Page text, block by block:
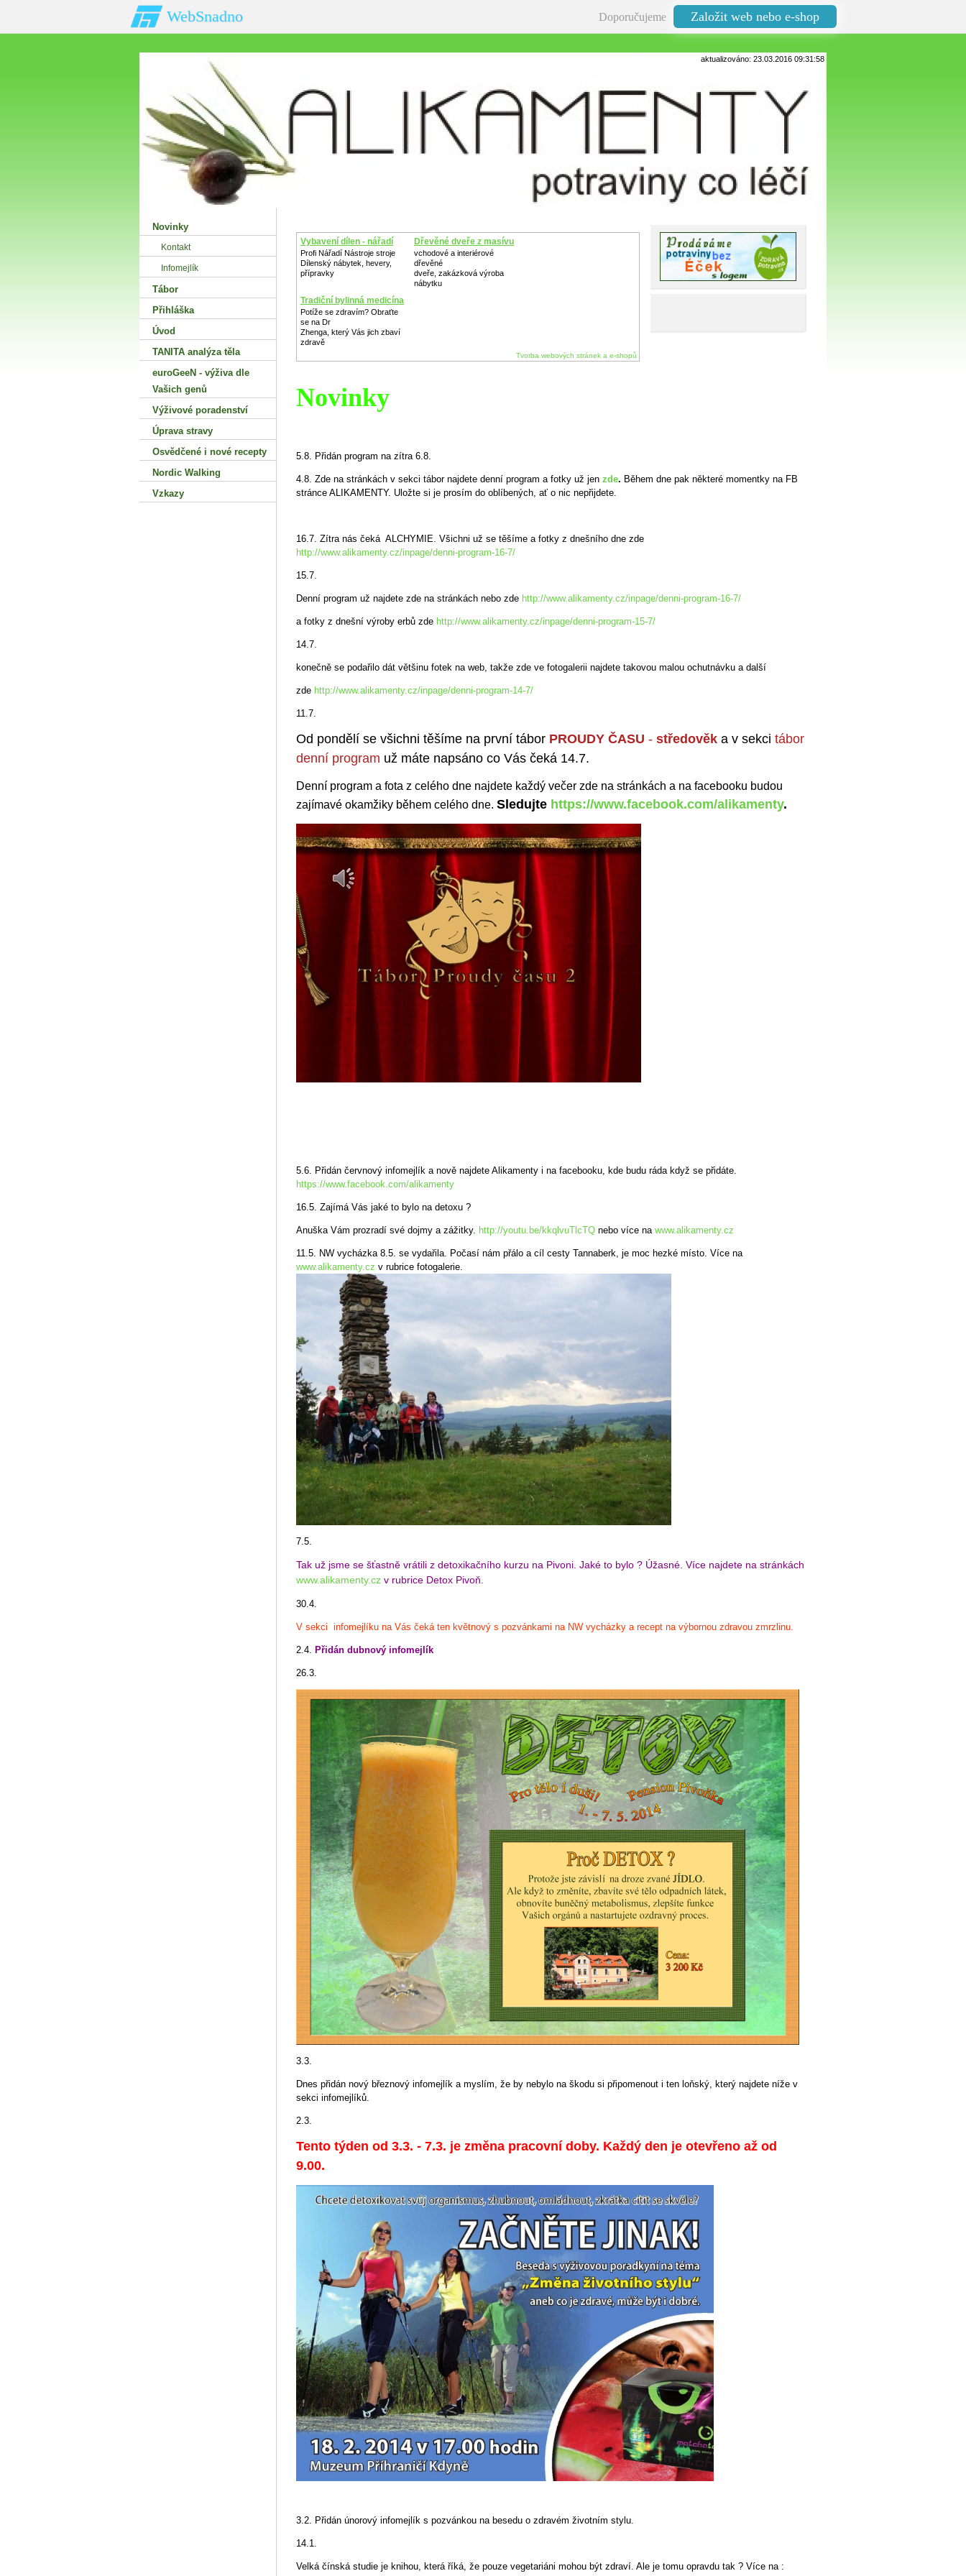
WebSnadno Doporučujeme Založit web nebo e-shop
aktualizováno: 23.03.2016 09:31:58
Vybavení dílen - nářadí
Profi Nářadí Nástroje stroje
Dílenský nábytek, hevery,
přípravky
Dřevěné dveře z masívu
vchodové a interiérové
dřevěné
dveře, zakázková výroba
nábytku
Tradiční bylinná medicína
Potíže se zdravím? Obraťte
se na Dr
Zhenga, který Vás jich zbaví
zdravě
Tvorba webových stránek a e-shopů
Novinky
5.8. Přidán program na zítra 6.8.
4.8. Zde na stránkách v sekci tábor najdete denní program a fotky už jen zde. Během dne pak některé momentky na FB
stránce ALIKAMENTY. Uložte si je prosím do oblíbených, ať o nic nepřijdete.
16.7. Zítra nás čeká ALCHYMIE. Všichni už se těšíme a fotky z dnešního dne zde
http://www.alikamenty.cz/inpage/denni-program-16-7/
15.7.
Denní program už najdete zde na stránkách nebo zde http://www.alikamenty.cz/inpage/denni-program-16-7/
a fotky z dnešní výroby erbů zde http://www.alikamenty.cz/inpage/denni-program-15-7/
14.7.
konečně se podařilo dát většinu fotek na web, takže zde ve fotogalerii najdete takovou malou ochutnávku a další
zde http://www.alikamenty.cz/inpage/denni-program-14-7/
11.7.
Od pondělí se všichni těšíme na první tábor PROUDY ČASU - středověk a v sekci tábor
denní program už máte napsáno co Vás čeká 14.7.
Denní program a fota z celého dne najdete každý večer zde na stránkách a na facebooku budou
zajímavé okamžiky během celého dne. Sledujte https://www.facebook.com/alikamenty.
5.6. Přidán červnový infomejlík a nově najdete Alikamenty i na facebooku, kde budu ráda když se přidáte.
https://www.facebook.com/alikamenty
16.5. Zajímá Vás jaké to bylo na detoxu ?
Anuška Vám prozradí své dojmy a zážitky. http://youtu.be/kkqlvuTlcTQ nebo více na www.alikamenty.cz
11.5. NW vycházka 8.5. se vydařila. Počasí nám přálo a cíl cesty Tannaberk, je moc hezké místo. Více na
www.alikamenty.cz v rubrice fotogalerie.
7.5.
Tak už jsme se šťastně vrátili z detoxikačního kurzu na Pivoni. Jaké to bylo ? Úžasné. Více najdete na stránkách
www.alikamenty.cz v rubrice Detox Pivoň.
30.4.
V sekci infomejlíku na Vás čeká ten květnový s pozvánkami na NW vycházky a recept na výbornou zdravou zmrzlinu.
2.4. Přidán dubnový infomejlík
26.3.
3.3.
Dnes přidán nový březnový infomejlík a myslím, že by nebylo na škodu si připomenout i ten loňský, který najdete níže v
sekci infomejlíků.
2.3.
Tento týden od 3.3. - 7.3. je změna pracovní doby. Každý den je otevřeno až od
9.00.
3.2. Přidán únorový infomejlík s pozvánkou na besedu o zdravém životním stylu.
14.1.
Velká čínská studie je knihou, která říká, že pouze vegetariáni mohou být zdraví. Ale je tomu opravdu tak ? Více na :
Novinky
Kontakt
Infomejlík
Tábor
Přihláška
Úvod
TANITA analýza těla
euroGeeN - výživa dle
Vašich genů
Výživové poradenství
Úprava stravy
Osvědčené i nové recepty
Nordic Walking
Vzkazy